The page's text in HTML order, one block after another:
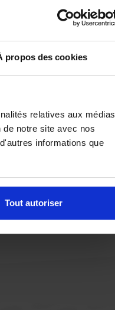
propos des cookies
relatives aux médias
notre site avec nos
informations que
Tout autoriser